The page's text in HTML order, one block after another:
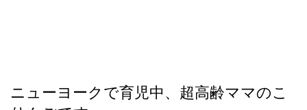
ニューヨークで育児中、超高齢ママのこ